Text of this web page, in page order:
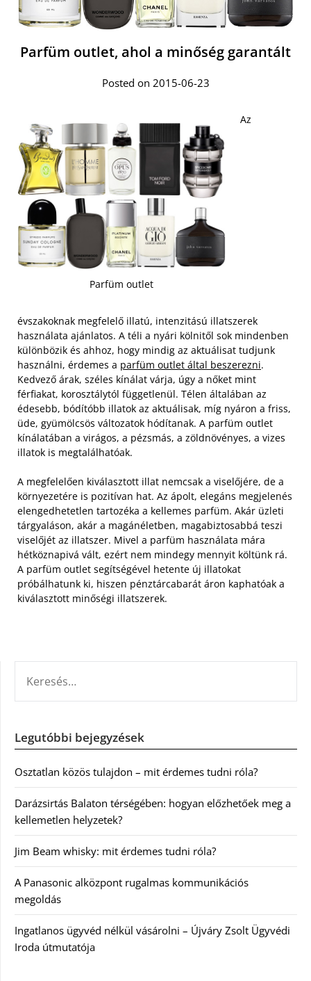
Parfüm outlet, ahol a minőség garantált
Posted on 2015-06-23
Parfüm outlet
Az
évszakoknak megfelelő illatú, intenzitású illatszerek
használata ajánlatos. A téli a nyári kölnitől sok mindenben
különbözik és ahhoz, hogy mindig az aktuálisat tudjunk
használni, érdemes a parfüm outlet által beszerezni.
Kedvező árak, széles kínálat várja, úgy a nőket mint
férfiakat, korosztálytól függetlenül. Télen általában az
édesebb, bódítóbb illatok az aktuálisak, míg nyáron a friss,
üde, gyümölcsös változatok hódítanak. A parfüm outlet
kínálatában a virágos, a pézsmás, a zöldnövényes, a vizes
illatok is megtalálhatóak.
A megfelelően kiválasztott illat nemcsak a viselőjére, de a
környezetére is pozitívan hat. Az ápolt, elegáns megjelenés
elengedhetetlen tartozéka a kellemes parfüm. Akár üzleti
tárgyaláson, akár a magánéletben, magabiztosabbá teszi
viselőjét az illatszer. Mivel a parfüm használata mára
hétköznapivá vált, ezért nem mindegy mennyit költünk rá.
A parfüm outlet segítségével hetente új illatokat
próbálhatunk ki, hiszen pénztárcabarát áron kaphatóak a
kiválasztott minőségi illatszerek.
Legutóbbi bejegyzések
Osztatlan közös tulajdon – mit érdemes tudni róla?
Darázsirtás Balaton térségében: hogyan előzhetőek meg a
kellemetlen helyzetek?
Jim Beam whisky: mit érdemes tudni róla?
A Panasonic alközpont rugalmas kommunikációs
megoldás
Ingatlanos ügyvéd nélkül vásárolni – Újváry Zsolt Ügyvédi
Iroda útmutatója